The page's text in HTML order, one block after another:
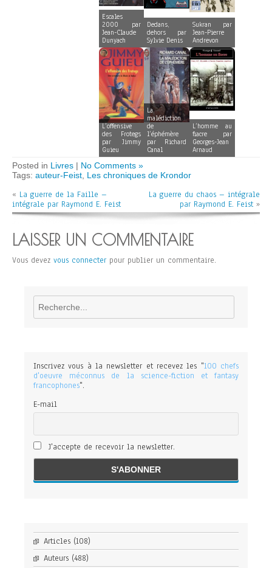
Escales
2000 par
Jean-Claude
Dunyach
Dedans,
dehors par
Sylvie Denis
Sukran par
Jean-Pierre
Andrevon
L’offensive
des Frotegs
par Jimmy
Guieu
La
malédiction
de
l’éphémère
par Richard
Canal
L’homme au
fiacre par
Georges-Jean
Arnaud
Posted in Livres | No Comments »
Tags: auteur-Feist, Les chroniques de Krondor
« La guerre de la Faille –
intégrale par Raymond E. Feist
La guerre du chaos – intégrale
par Raymond E. Feist »
LAISSER UN COMMENTAIRE
Vous devez vous connecter pour publier un commentaire.
Rechercher
Inscrivez vous à la newsletter et recevez les "100 chefs
d'oeuvre méconnus de la science-fiction et fantasy
francophones".
E-mail
J'accepte de recevoir la newsletter.
Articles (108)
Auteurs (488)